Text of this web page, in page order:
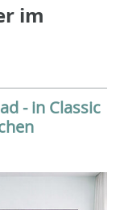
im
- in Classic